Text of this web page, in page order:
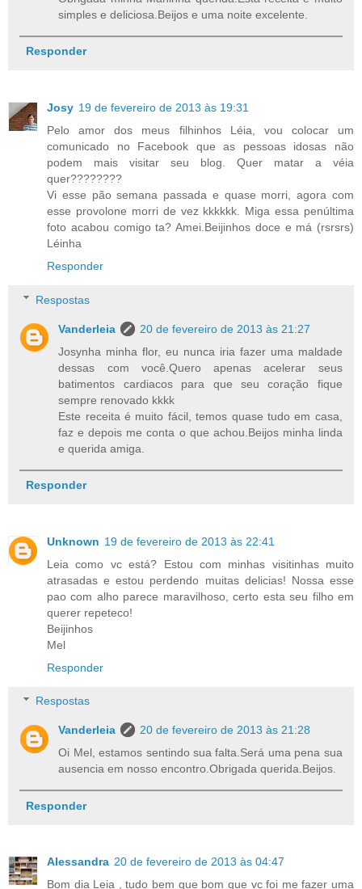
simples e deliciosa.Beijos e uma noite excelente.
Responder
Josy 19 de fevereiro de 2013 às 19:31
Pelo amor dos meus filhinhos Léia, vou colocar um
comunicado no Facebook que as pessoas idosas não
podem mais visitar seu blog. Quer matar a véia
quer????????
Vi esse pão semana passada e quase morri, agora com
esse provolone morri de vez kkkkkk. Miga essa penúltima
foto acabou comigo ta? Amei.Beijinhos doce e má (rsrsrs)
Léinha
Responder
Respostas
Vanderleia
20 de fevereiro de 2013 às 21:27
Josynha minha flor, eu nunca iria fazer uma maldade
dessas com você.Quero apenas acelerar seus
batimentos cardiacos para que seu coração fique
sempre renovado kkkk
Este receita é muito fácil, temos quase tudo em casa,
faz e depois me conta o que achou.Beijos minha linda
e querida amiga.
Responder
Unknown 19 de fevereiro de 2013 às 22:41
Leia como vc está? Estou com minhas visitinhas muito
atrasadas e estou perdendo muitas delicias! Nossa esse
pao com alho parece maravilhoso, certo esta seu filho em
querer repeteco!
Beijinhos
Mel
Responder
Respostas
Vanderleia
20 de fevereiro de 2013 às 21:28
Oi Mel, estamos sentindo sua falta.Será uma pena sua
ausencia em nosso encontro.Obrigada querida.Beijos.
Responder
Alessandra 20 de fevereiro de 2013 às 04:47
Bom dia Leia , tudo bem que bom que vc foi me fazer uma